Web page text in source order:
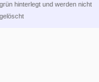
grün hinterlegt und werden nicht
gelöscht